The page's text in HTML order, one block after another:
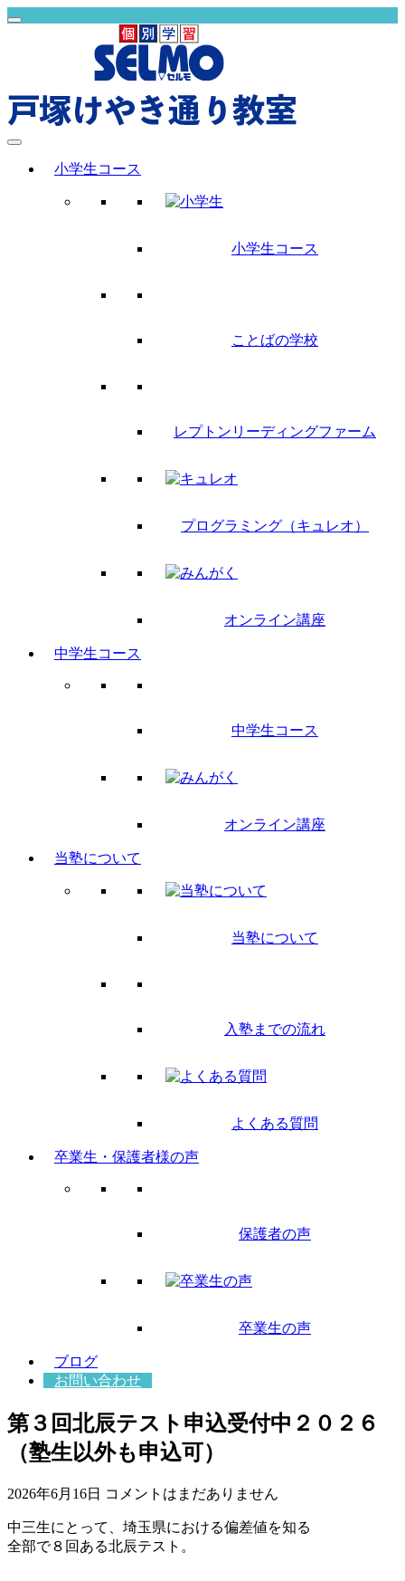
小学生コース
小学生コース
ことばの学校
レプトンリーディングファーム
プログラミング（キュレオ）
オンライン講座
中学生コース
中学生コース
オンライン講座
当塾について
当塾について
入塾までの流れ
よくある質問
卒業生・保護者様の声
保護者の声
卒業生の声
ブログ
お問い合わせ
第３回北辰テスト申込受付中２０２６
（塾生以外も申込可）
2026年6月16日 コメントはまだありません
中三生にとって、埼玉県における偏差値を知る
全部で８回ある北辰テスト。